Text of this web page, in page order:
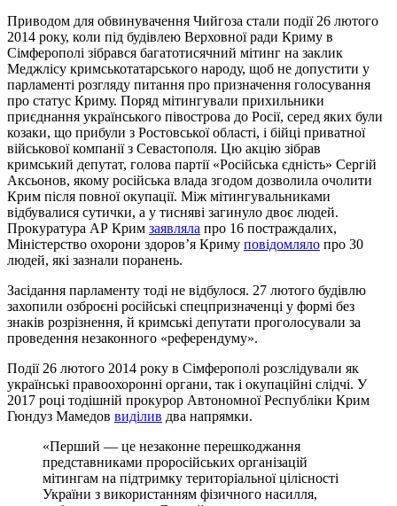
Приводом для обвинувачення Чийгоза стали події 26 лютого
2014 року, коли під будівлею Верховної ради Криму в
Сімферополі зібрався багатотисячний мітинг на заклик
Меджлісу кримськотатарського народу, щоб не допустити у
парламенті розгляду питання про призначення голосування
про статус Криму. Поряд мітингували прихильники
приєднання українського півострова до Росії, серед яких були
козаки, що прибули з Ростовської області, і бійці приватної
військової компанії з Севастополя. Цю акцію зібрав
кримський депутат, голова партії «Російська єдність» Сергій
Аксьонов, якому російська влада згодом дозволила очолити
Крим після повної окупації. Між мітингувальниками
відбувалися сутички, а у тисняві загинуло двоє людей.
Прокуратура АР Крим заявляла про 16 постраждалих,
Міністерство охорони здоровʼя Криму повідомляло про 30
людей, які зазнали поранень.
Засідання парламенту тоді не відбулося. 27 лютого будівлю
захопили озброєні російські спецпризначенці у формі без
знаків розрізнення, й кримські депутати проголосували за
проведення незаконного «референдуму».
Події 26 лютого 2014 року в Сімферополі розслідували як
українські правоохоронні органи, так і окупаційні слідчі. У
2017 році тодішній прокурор Автономної Республіки Крим
Гюндуз Мамедов виділив два напрямки.
«Перший — це незаконне перешкоджання
представниками проросійських організацій
мітингам на підтримку територіальної цілісності
України з використанням фізичного насилля,